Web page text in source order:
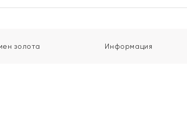
золота Информация